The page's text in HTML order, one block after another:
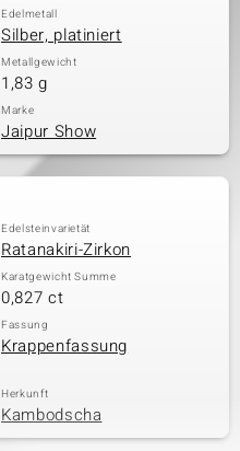
Edelmetall
Silber, platiniert
Metallgewicht
1,83 g
Marke
Jaipur Show
Edelsteinvarietät
Ratanakiri-Zirkon
Karatgewicht Summe
0,827 ct
Fassung
Krappenfassung
Herkunft
Kambodscha